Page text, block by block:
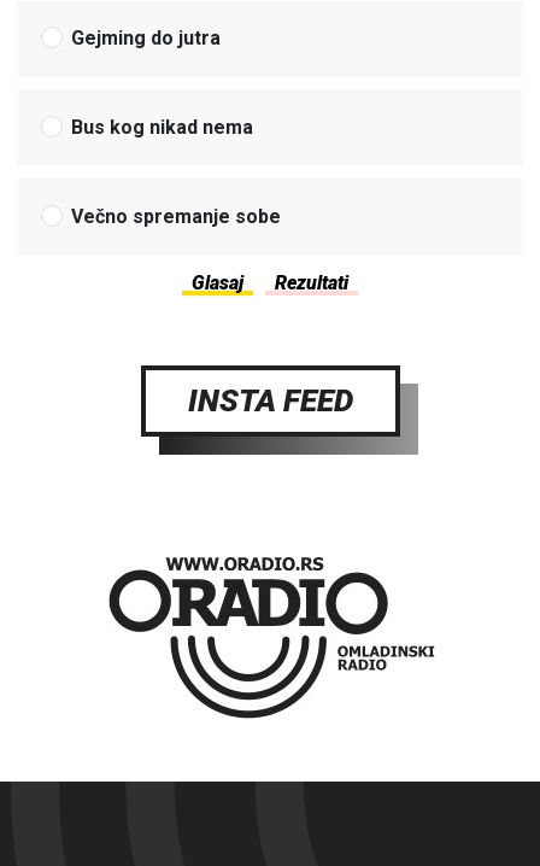
Gejming do jutra
Bus kog nikad nema
Večno spremanje sobe
INSTA FEED